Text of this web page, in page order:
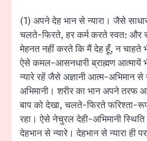
(1) अपने देह भान से न्यारा। जैसे
चलते-फिरते, हर कर्म करते स्वत: और
मेहनत नहीं करते कि मैं देह हूँ, न चाहते
ऐसे कमल-आसनधारी ब्राह्मण आत्मायें
न्यारे रहें जैसे अज्ञानी आत्म-अभिमान
अभिमानी। शरीर का भान अपने तरफ
बाप को देखा, चलते-फिरते फरिश्ता-
रहा। ऐसे नेचुरल देही-अभिमानी
देहभान से न्यारे। देहभान से न्यारा ही